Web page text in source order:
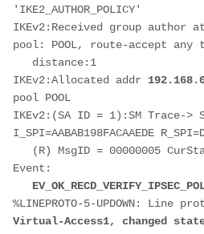
'IKE2_AUTHOR_POLICY'
IKEv2:Received group
pool: POOL, route-accept any
   distance:1
IKEv2:Allocated addr
pool POOL
IKEv2:(SA ID = 1):SM Trace->
I_SPI=AABAB198FACAAEDE
Event:
%LINEPROTO-5-UPDOWN: Line
Virtual-Access1, changed